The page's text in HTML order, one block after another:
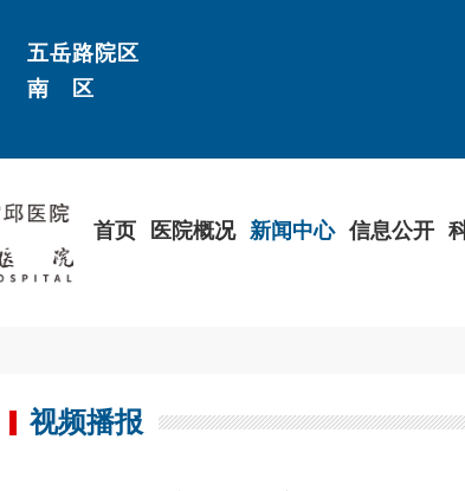
五岳路院区
南 区
首页 医院概况 新闻中心 信息公开
视频播报